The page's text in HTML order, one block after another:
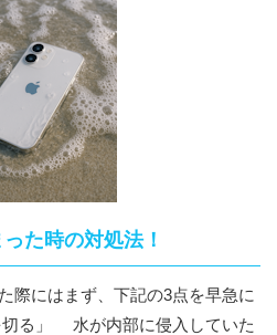
た時の対処法！
際にはまず、下記の3点を早急に